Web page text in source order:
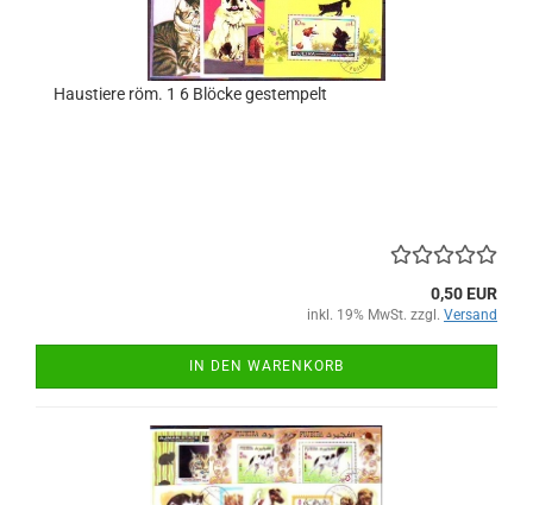
Haustiere röm. 1 6 Blöcke gestempelt
0,50 EUR
inkl. 19% MwSt. zzgl. Versand
IN DEN WARENKORB